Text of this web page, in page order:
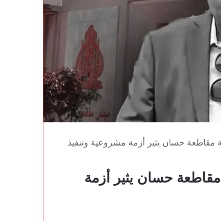
مقاطعة حسان يثير أزمة مشروعية وتنفيذ
حسان يثير أزمة